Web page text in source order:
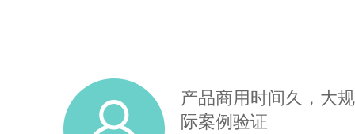
产品商用时间久，大
际案例验证